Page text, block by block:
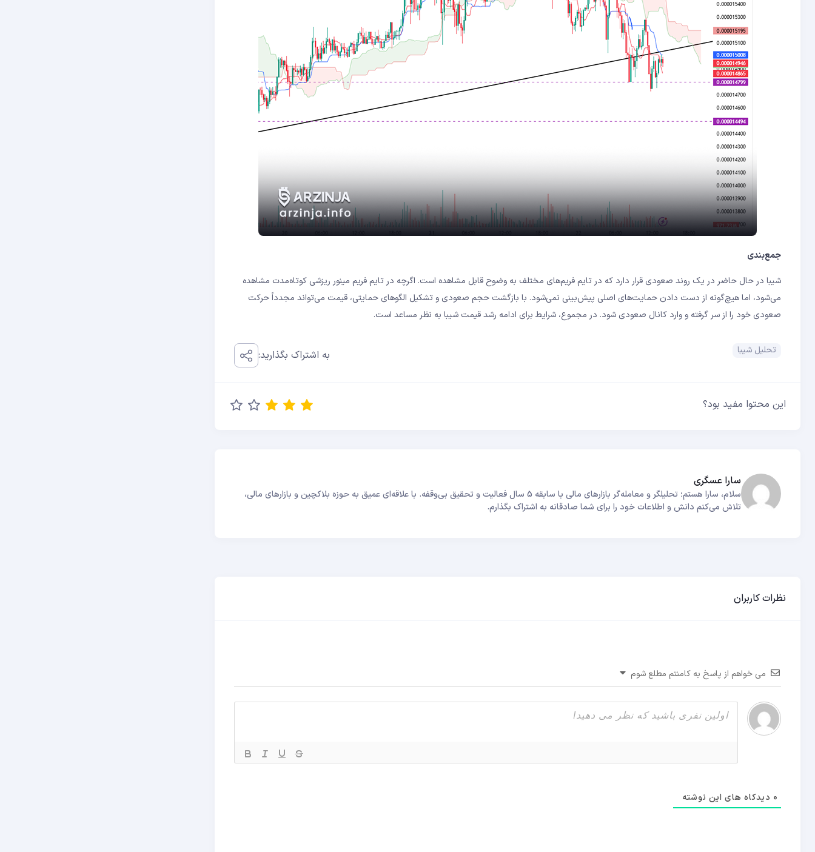
جمع‌بندی
شیبا در حال حاضر در یک روند صعودی قرار دارد که در تایم فریم‌های مختلف به وضوح قابل مشاهده است. اگرچه در تایم فریم مینور ریزشی کوتاه‌مدت مشاهده
می‌شود، اما هیچ‌گونه از دست دادن حمایت‌های اصلی پیش‌بینی نمی‌شود. با بازگشت حجم صعودی و تشکیل الگوهای حمایتی، قیمت می‌تواند مجدداً حرکت
صعودی خود را از سر گرفته و وارد کانال صعودی شود. در مجموع، شرایط برای ادامه رشد قیمت شیبا به نظر مساعد است.
تحلیل شیبا به اشتراک بگذارید:
این محتوا مفید بود؟
سارا عسگری
سلام، سارا هستم؛ تحلیلگر و معامله‌گر بازارهای مالی با سابقه 5 سال فعالیت و تحقیق بی‌وقفه. با علاقه‌ای عمیق به حوزه بلاکچین و بازارهای مالی،
تلاش می‌کنم دانش و اطلاعات خود را برای شما صادقانه به اشتراک بگذارم.
نظرات کاربران
می خواهم از پاسخ به کامنتم مطلع شوم
0 دیدکاه های این نوشته